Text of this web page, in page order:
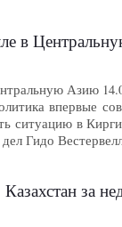
в
Азию
впервые
ситуацию в
Гидо
за